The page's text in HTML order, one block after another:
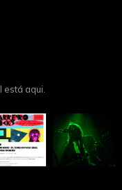
está aqui.